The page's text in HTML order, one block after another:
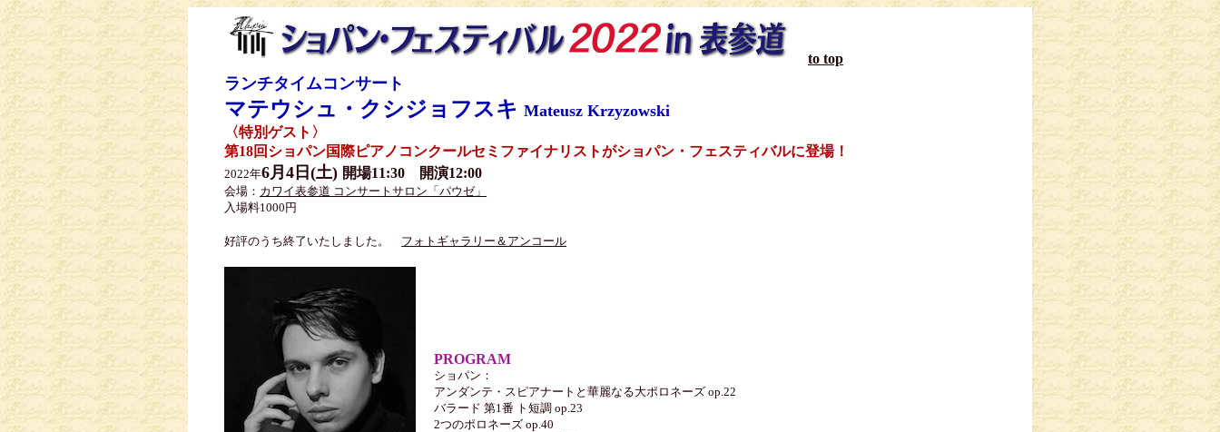
to top
ランチタイムコンサート
マテウシュ・クシジョフスキ Mateusz Krzyzowski
〈特別ゲスト〉
第18回ショパン国際ピアノコンクールセミファイナリストがショパン・フェスティバルに登場！
2022年6月4日(土) 開場11:30 開演12:00
会場： カワイ表参道 コンサートサロン「パウゼ」
入場料1000円
好評のうち終了いたしました。 フォトギャラリー＆アンコール
PROGRAM
ショパン：
アンダンテ・スピアナートと華麗なる大ポロネーズ op.22
バラード 第1番 ト短調 op.23
2つのポロネーズ op.40